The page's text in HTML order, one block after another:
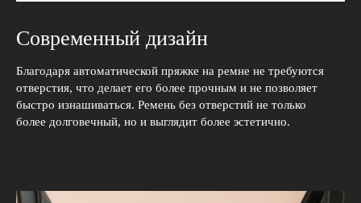
Современный дизайн
Благодаря автоматической пряжке на ремне не требуются
отверстия, что делает его более прочным и не позволяет
быстро изнашиваться. Ремень без отверстий не только
более долговечный, но и выглядит более эстетично.